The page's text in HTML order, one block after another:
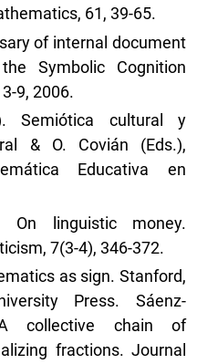
61, 39-65.
of internal document
Symbolic Cognition
9, 2006.
Semiótica cultural y
& O. Covián (Eds.),
Educativa en
On linguistic money.
7(3-4), 346-372.
as sign. Stanford,
Press. Sáenz-
collective chain of
fractions. Journal